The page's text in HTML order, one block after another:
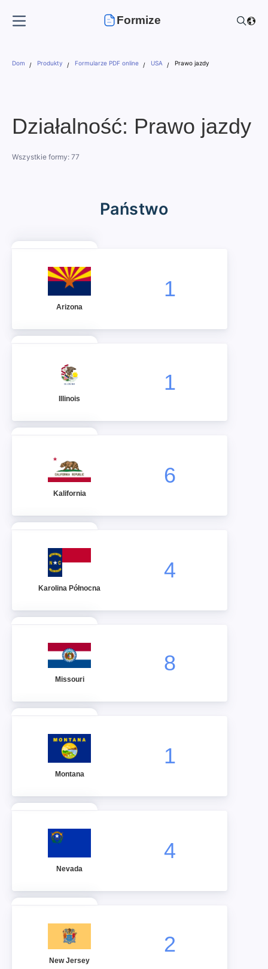
Formize
Dom Produkty Formularze PDF online USA Prawo jazdy
Działalność: Prawo jazdy
Wszystkie formy: 77
Państwo
Arizona
1
Illinois
1
Kalifornia
6
Karolina Północna
4
Missouri
8
Montana
1
Nevada
4
New Jersey
2